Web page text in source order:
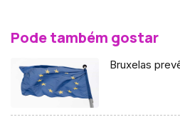
Pode também gostar
Bruxelas